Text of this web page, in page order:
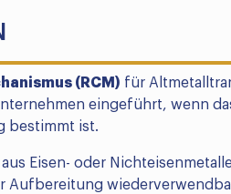
(RCM) für
eingeführt, wenn
bestimmt ist.
Eisen- oder
Aufbereitung